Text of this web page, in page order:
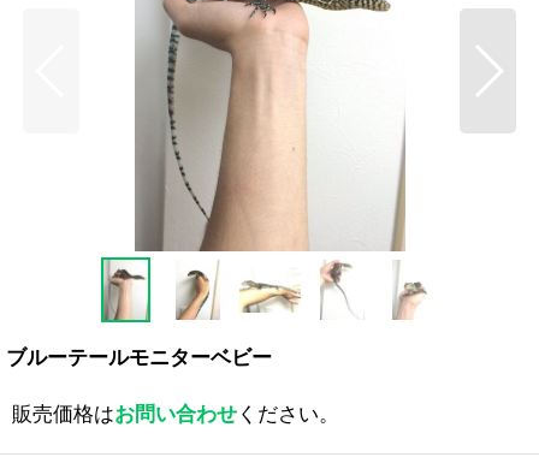
ブルーテールモニターベビー
販売価格はお問い合わせください。